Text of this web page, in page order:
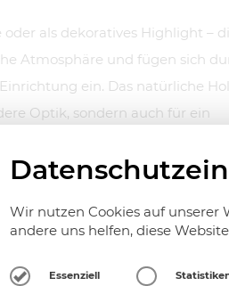
als dekoratives Highlight –
Atmosphäre und fügen sich
ein. Das natürliche
Optik, sondern auch für ein
Handwerkskunst sind TEAM
Sie sind die ideale
Lichtgestaltung in Ihrem
Wir nutzen Cookies auf unserer
andere uns helfen, diese
Essenziell